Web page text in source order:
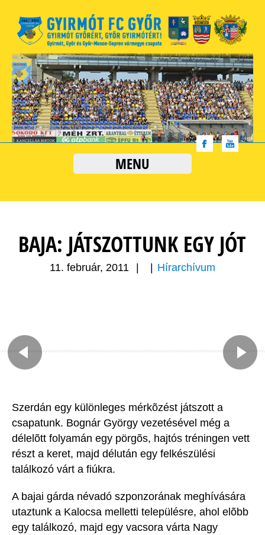
MENU
BAJA: JÁTSZOTTUNK EGY JÓT
11. február, 2011 Hírarchívum
Szerdán egy különleges mérkõzést játszott a
csapatunk. Bognár György vezetésével még a
délelõtt folyamán egy pörgõs, hajtós tréningen vett
részt a keret, majd délután egy felkészülési
találkozó várt a fiúkra.
A bajai gárda névadó szponzorának meghívására
utaztunk a Kalocsa melletti településre, ahol elõbb
egy találkozó, majd egy vacsora várta Nagy